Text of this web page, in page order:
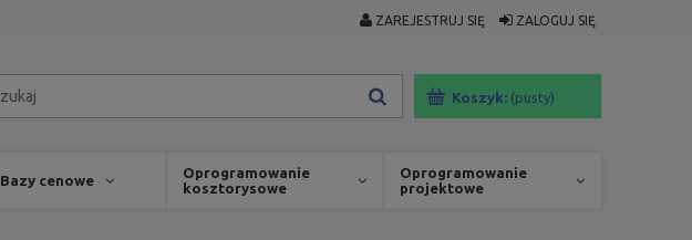
ZAREJESTRUJ SIĘ ZALOGUJ SIĘ
Koszyk: (pusty)
Bazy cenowe
Oprogramowanie
kosztorysowe
Oprogramowanie
projektowe